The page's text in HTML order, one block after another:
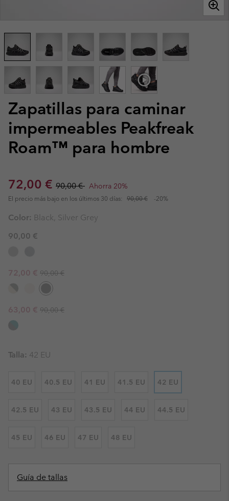
Zapatillas para caminar
impermeables Peakfreak
Roam™ para hombre
Sale price:
72,00 € Regular price:
90,00 € Ahorra 20%
El precio más bajo en los últimos 30 días: 90,00 € -20%
Color: Black, Silver Grey
90,00 €
Sale price:
72,00 € Regular price:
90,00 €
Sale price:
63,00 € Regular price:
90,00 €
Talla: 42 EU
40 EU 40.5 EU 41 EU 41.5 EU 42 EU
42.5 EU 43 EU 43.5 EU 44 EU 44.5 EU
45 EU 46 EU 47 EU 48 EU
Guía de tallas